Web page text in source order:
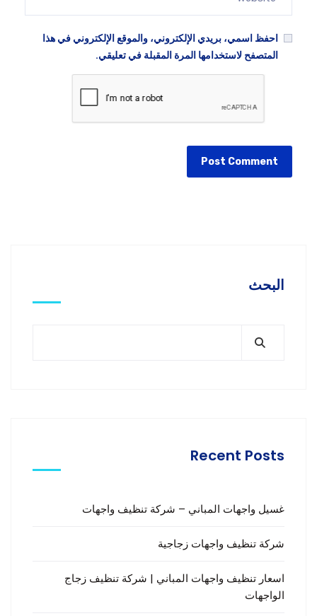
احفظ اسمي، بريدي الإلكتروني، والموقع الإلكتروني في هذا
المتصفح لاستخدامها المرة المقبلة في تعليقي.
البحث
Recent Posts
غسيل واجهات المباني – شركة تنظيف واجهات
شركة تنظيف واجهات زجاجية
اسعار تنظيف واجهات المباني | شركة تنظيف زجاج
الواجهات